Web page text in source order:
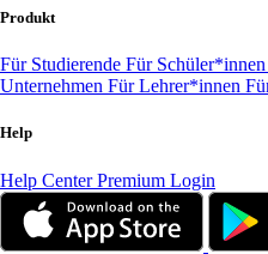
Produkt
Für Studierende Für Schüler*innen
Unternehmen Für Lehrer*innen
Help
Help CenterPremium Login